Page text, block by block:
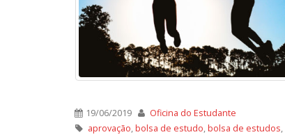
19/06/2019
Oficina do Estudante
aprovação,bolsa de estudo,bolsa de estudos,